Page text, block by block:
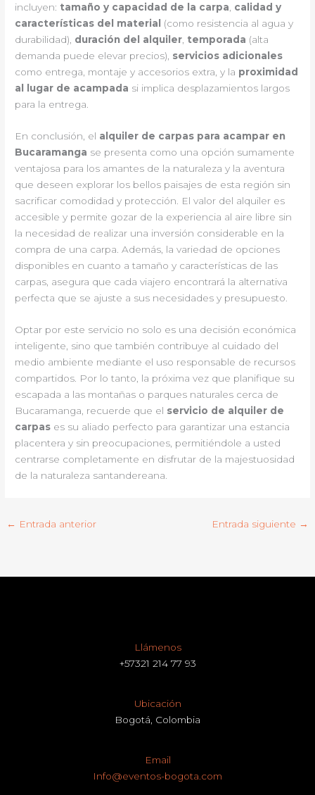
incluyen: tamaño y capacidad de la carpa calidad y
características del material
(como resistencia al agua y
durabilidad), duración del alquiler temporada (alta
demanda puede elevar precios), servicios adicionales
como entrega, montaje y accesorios extra, y la proximidad
al lugar de acampada si implica desplazamientos largos
para la entrega.
En conclusión, el alquiler de carpas para acampar en
Bucaramanga se presenta como una opción sumamente
ventajosa para los amantes de la naturaleza y la aventura
que deseen explorar los bellos paisajes de esta región sin
sacrificar comodidad y protección. El valor del alquiler es
accesible y permite gozar de la experiencia al aire libre sin
la necesidad de realizar una inversión considerable en la
compra de una carpa. Además, la variedad de opciones
disponibles en cuanto a tamaño y características de las
carpas, asegura que cada viajero encontrará la alternativa
perfecta que se ajuste a sus necesidades y presupuesto.
Optar por este servicio no solo es una decisión económica
inteligente, sino que también contribuye al cuidado del
medio ambiente mediante el uso responsable de recursos
compartidos. Por lo tanto, la próxima vez que planifique su
escapada a las montañas o parques naturales cerca de
Bucaramanga, recuerde que el servicio de alquiler de
carpas es su aliado perfecto para garantizar una estancia
placentera y sin preocupaciones, permitiéndole a usted
centrarse completamente en disfrutar de la majestuosidad
de la naturaleza santandereana.
← Entrada anterior Entrada siguiente →
Llámenos
+57321 214 77 93
Ubicación
Bogotá, Colombia
Email
Info@eventos-bogota.com